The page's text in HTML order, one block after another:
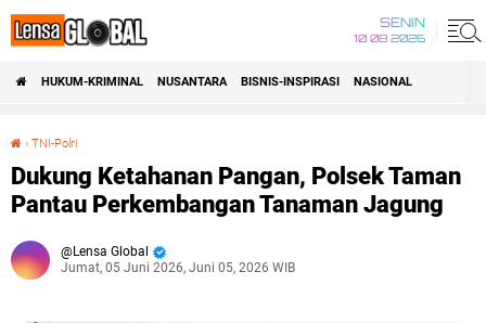
SENIN
10 08 2026
HUKUM-KRIMINAL NUSANTARA BISNIS-INSPIRASI NASIONAL
› TNI-Polri
Dukung Ketahanan Pangan, Polsek Taman
Pantau Perkembangan Tanaman Jagung
Lensa Global
Jumat, 05 Juni 2026, Juni 05, 2026 WIB